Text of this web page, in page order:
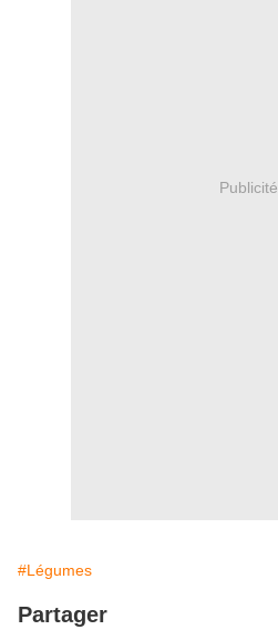
Publicité
#Légumes
Partager